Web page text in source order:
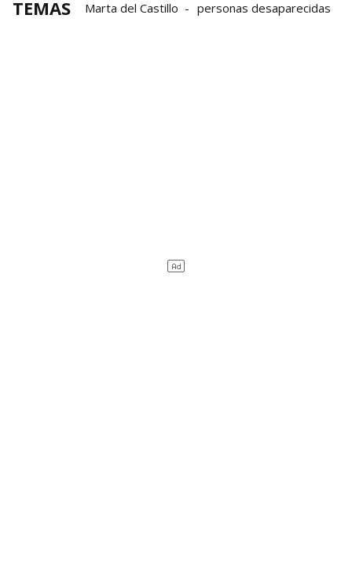
TEMAS Marta del Castillo personas desaparecidas